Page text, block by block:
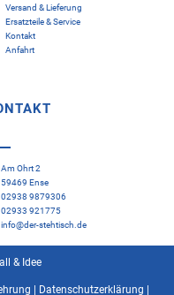
Versand & Lieferung
Ersatzteile & Service
Kontakt
Anfahrt
Am Ohrt 2
59469 Ense
02938 9879306
02933 921775
info@der-stehtisch.de
& Idee
Datenschutzerklärung